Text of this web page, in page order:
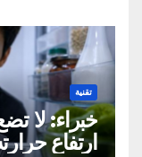
تقنية
خبراء: لا
ارتفاع